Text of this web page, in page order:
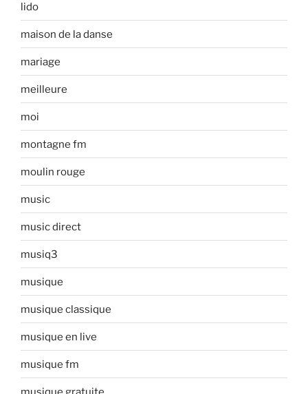
lido
maison de la danse
mariage
meilleure
moi
montagne fm
moulin rouge
music
music direct
musiq3
musique
musique classique
musique en live
musique fm